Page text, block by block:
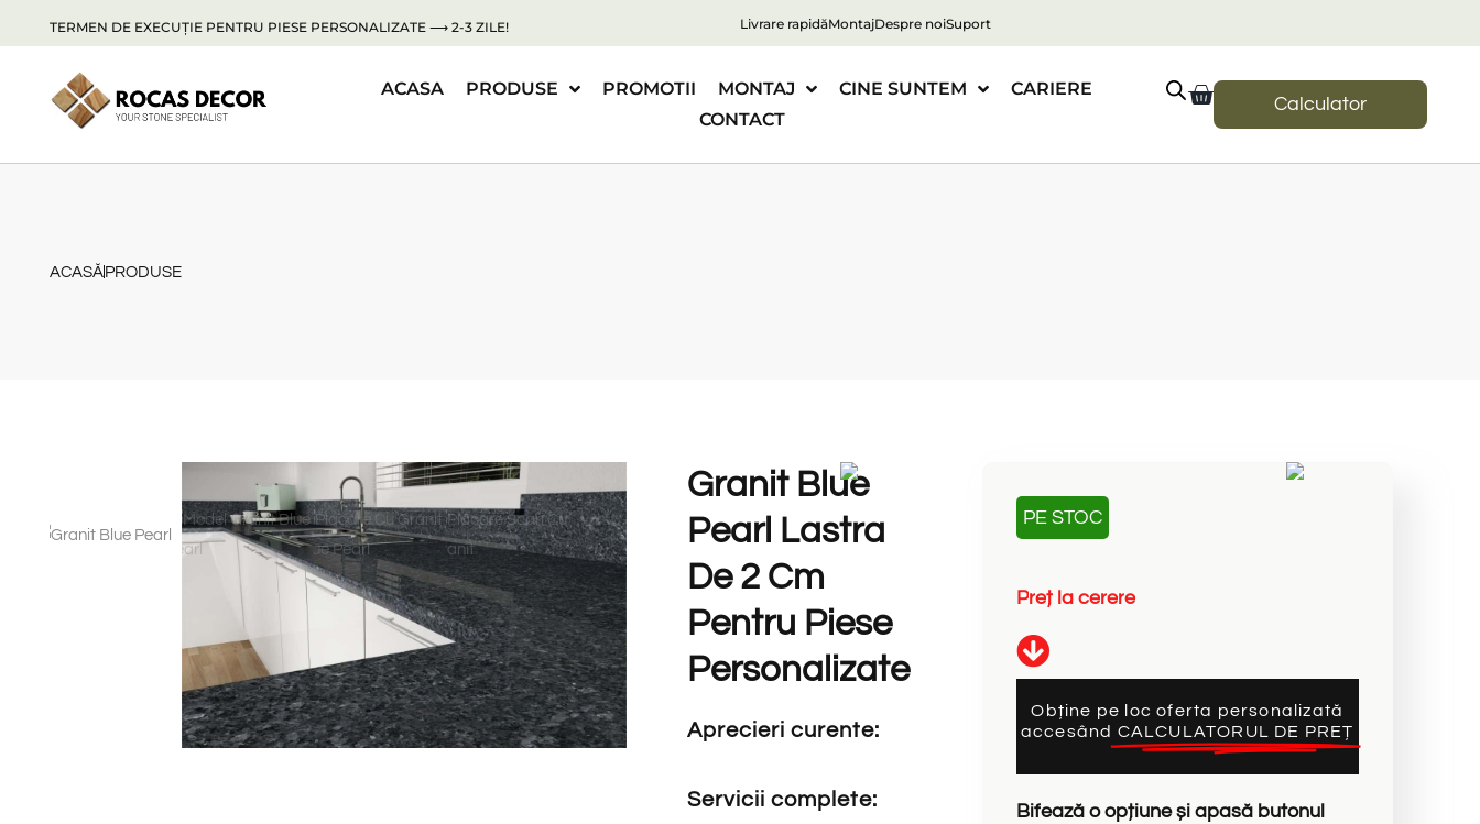
TERMEN DE EXECUȚIE PENTRU PIESE PERSONALIZATE ⟶ 2-3 ZILE! Livrare rapidăMontajDespre noiSuport
ACASA PRODUSE PROMOTII MONTAJ CINE SUNTEM
CARIERE
CONTACT
Calculator
ACASĂ PRODUSE
Granit Blue
Pearl Lastra
De 2 Cm
Pentru Piese
Personalizate
Aprecieri curente:
Servicii complete:
PE STOC
Preț la cerere
Obține pe loc oferta personalizată
accesând CALCULATORUL DE PREȚ
Bifează o opțiune și apasă butonul